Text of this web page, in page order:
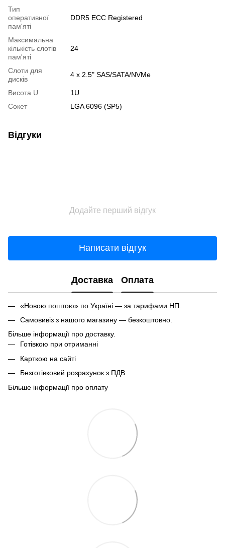
Тип
оперативної
пам'яті
DDR5 ECC Registered
Максимальна
кількість слотів
пам'яті
24
Слоти для
дисків
4 x 2.5" SAS/SATA/NVMe
Висота U
1U
Сокет
LGA 6096 (SP5)
Відгуки
Додайте перший відгук
Написати відгук
Доставка Оплата
«Новою поштою» по Україні — за тарифами НП.
Самовивіз з нашого магазину — безкоштовно.
Більше інформації про доставку.
Готівкою при отриманні
Карткою на сайті
Безготівковий розрахунок з ПДВ
Більше інформації про оплату